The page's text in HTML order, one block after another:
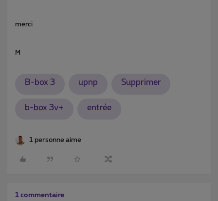
merci
M
B-box 3 upnp Supprimer
b-box 3v+ entrée
1 personne aime
1 commentaire